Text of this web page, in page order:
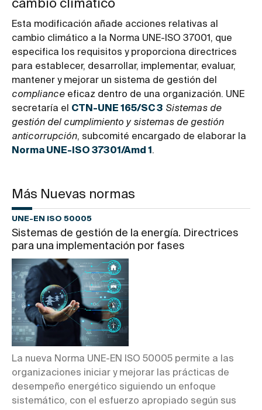
cambio climático
Esta modificación añade acciones relativas al
cambio climático a la Norma UNE-ISO 37001, que
especifica los requisitos y proporciona directrices
para establecer, desarrollar, implementar, evaluar,
mantener y mejorar un sistema de gestión del
compliance eficaz dentro de una organización. UNE
secretaría el CTN-UNE 165/SC 3 Sistemas de
gestión del cumplimiento y sistemas de gestión
anticorrupción, subcomité encargado de elaborar la
Norma UNE-ISO 37301/Amd 1 .
Más Nuevas normas
UNE-EN ISO 50005
Sistemas de gestión de la energía. Directrices
para una implementación por fases
La nueva Norma UNE-EN ISO 50005 permite a las
organizaciones iniciar y mejorar las prácticas de
desempeño energético siguiendo un enfoque
sistemático, con el esfuerzo apropiado según sus